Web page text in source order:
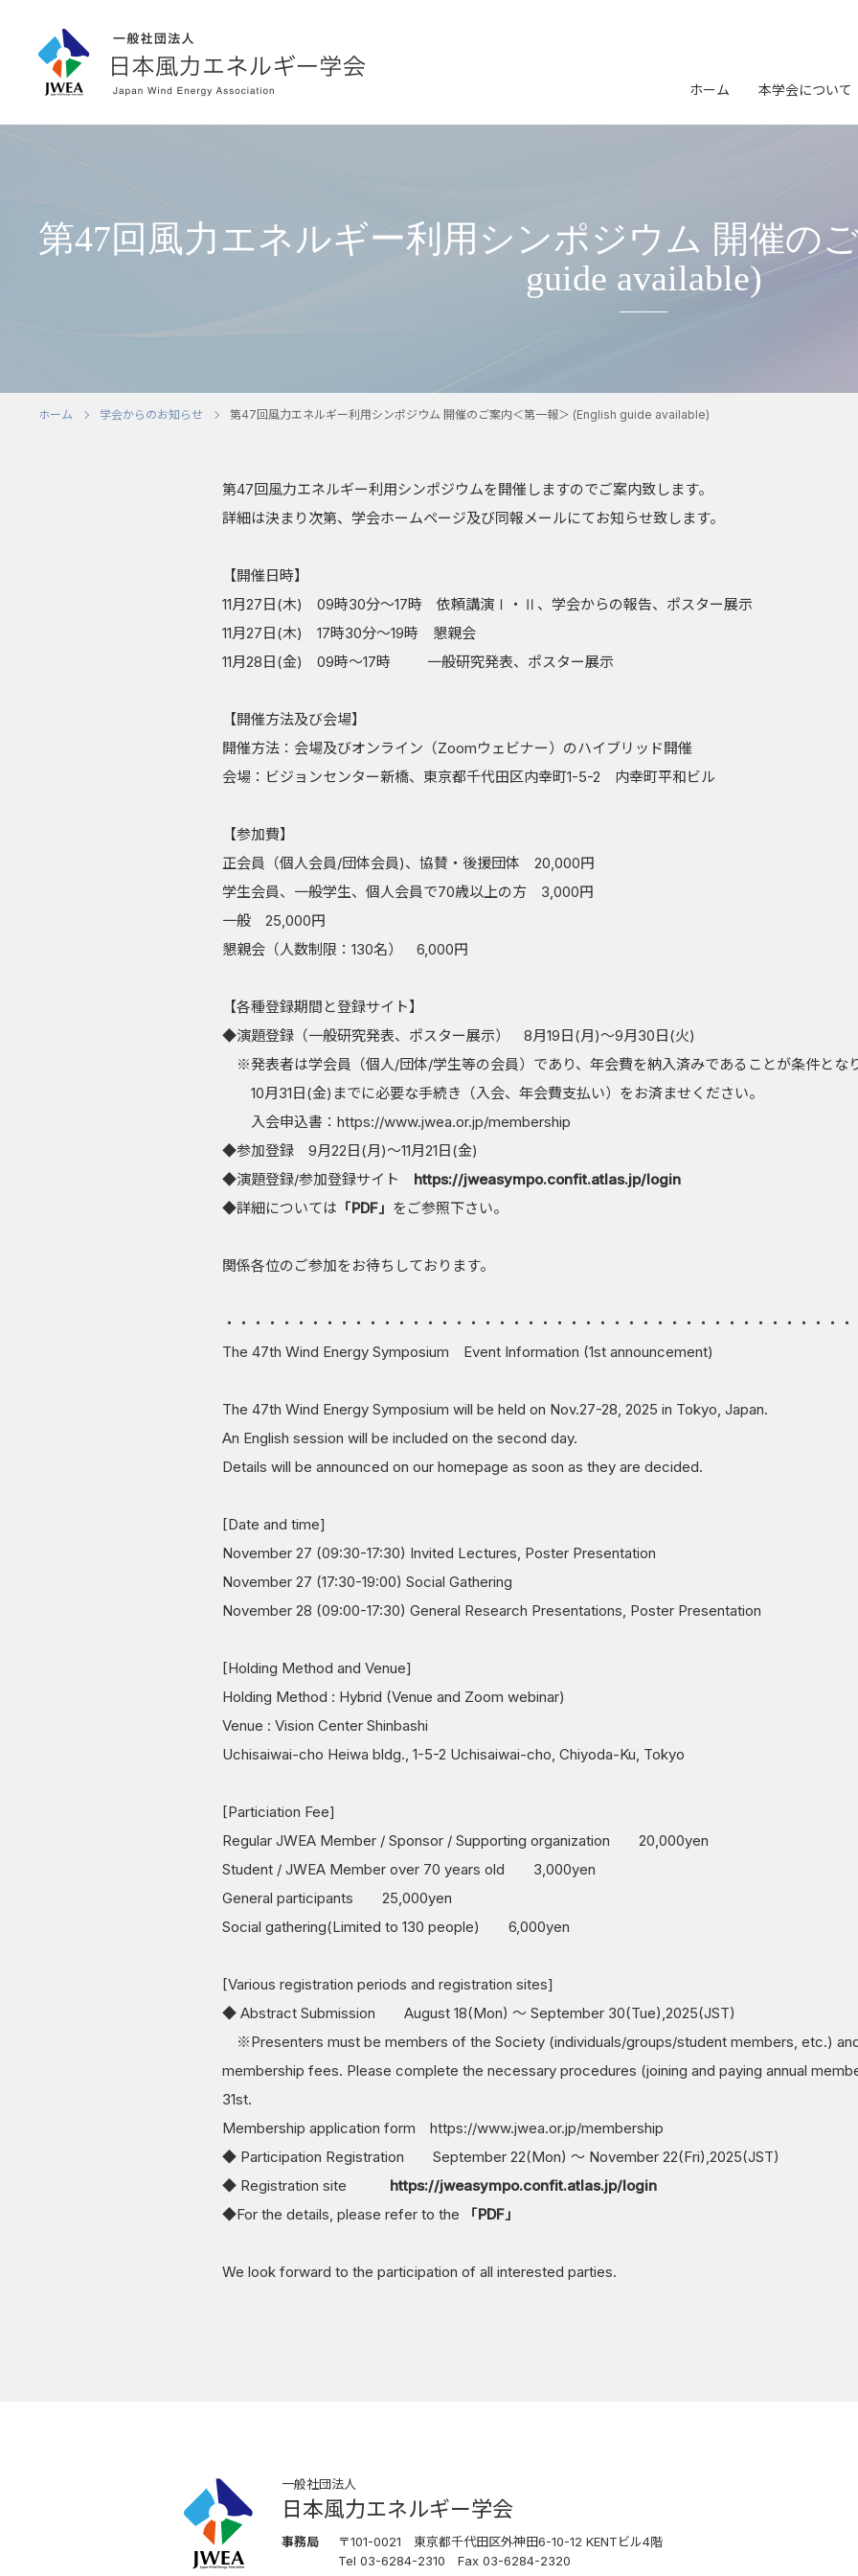
ホーム 本学会について
団体会員名
団体会員名簿
プライバシーポリシー
参加申込 表彰
第47回風力エネルギー利用シンポジウム 開催の
guide available)
ホーム 学会からのお知らせ 第47回風力エネルギー利用シンポジウム 開催のご案内＜第一報＞ (English guide available)
第47回風力エネルギー利用シンポジウムを開催しますのでご案内致します。
詳細は決まり次第、学会ホームページ及び同報メールにてお知らせ致します。
【開催日時】
11月27日(木) 09時30分～17時 依頼講演Ⅰ・Ⅱ、学会からの報告、ポスター展示
11月27日(木) 17時30分～19時 懇親会
11月28日(金) 09時～17時 一般研究発表、ポスター展示
【開催方法及び会場】
開催方法：会場及びオンライン（Zoomウェビナー）のハイブリッド開催
会場：ビジョンセンター新橋、東京都千代田区内幸町1-5-2 内幸町平和ビル
【参加費】
正会員（個人会員/団体会員)、協賛・後援団体 20,000円
学生会員、一般学生、個人会員で70歳以上の方 3,000円
一般 25,000円
懇親会（人数制限：130名） 6,000円
【各種登録期間と登録サイト】
◆演題登録（一般研究発表、ポスター展示） 8月19日(月)～9月30日(火)
※発表者は学会員（個人/団体/学生等の会員）であり、年会費を納入済みであることが条件とな
10月31日(金)までに必要な手続き（入会、年会費支払い）をお済ませください。
入会申込書： https://www.jwea.or.jp/membership
◆参加登録 9月22日(月)～11月21日(金)
◆演題登録/参加登録サイト https://jweasympo.confit.atlas.jp/login
◆詳細については 「PDF」 をご参照下さい。
関係各位のご参加をお待ちしております。
・・・・・・・・・・・・・・・・・・・・・・・・・・・・・・・・・・・・・・・・・・・
The 47th Wind Energy Symposium Event Information (1st announcement)
The 47th Wind Energy Symposium will be held on Nov.27-28, 2025 in Tokyo, Japan.
An English session will be included on the second day.
Details will be announced on our homepage as soon as they are decided.
[Date and time]
November 27 (09:30-17:30) Invited Lectures, Poster Presentation
November 27 (17:30-19:00) Social Gathering
November 28 (09:00-17:30) General Research Presentations, Poster Presentation
[Holding Method and Venue]
Holding Method : Hybrid (Venue and Zoom webinar)
Venue : Vision Center Shinbashi
Uchisaiwai-cho Heiwa bldg., 1-5-2 Uchisaiwai-cho, Chiyoda-Ku, Tokyo
[Particiation Fee]
Regular JWEA Member / Sponsor / Supporting organization 20,000yen
Student / JWEA Member over 70 years old 3,000yen
General participants 25,000yen
Social gathering(Limited to 130 people) 6,000yen
[Various registration periods and registration sites]
◆ Abstract Submission August 18(Mon) ～ September 30(Tue),2025(JST)
※Presenters must be members of the Society (individuals/groups/student members, etc.)
membership fees. Please complete the necessary procedures (joining and paying annual
31st.
Membership application form https://www.jwea.or.jp/membership
◆ Participation Registration September 22(Mon) ～ November 22(Fri),2025(JST)
◆ Registration site
https://jweasympo.confit.atlas.jp/login
◆For the details, please refer to the
「PDF」
We look forward to the participation of all interested parties.
一般社団法人
日本風力エネルギー学会
事務局 〒101-0021 東京都千代田区外神田6-10-12 KENTビル4階
Tel 03-6284-2310 Fax 03-6284-2320